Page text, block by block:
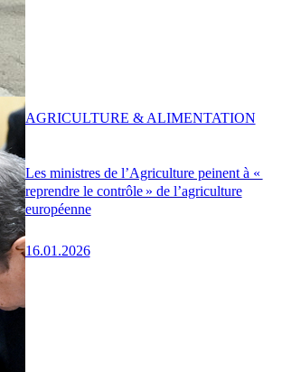
Les ministres de l’Agriculture peinent à «
reprendre le contrôle » de l’agriculture
européenne
16.01.2026
AGRICULTURE & ALIMENTATION